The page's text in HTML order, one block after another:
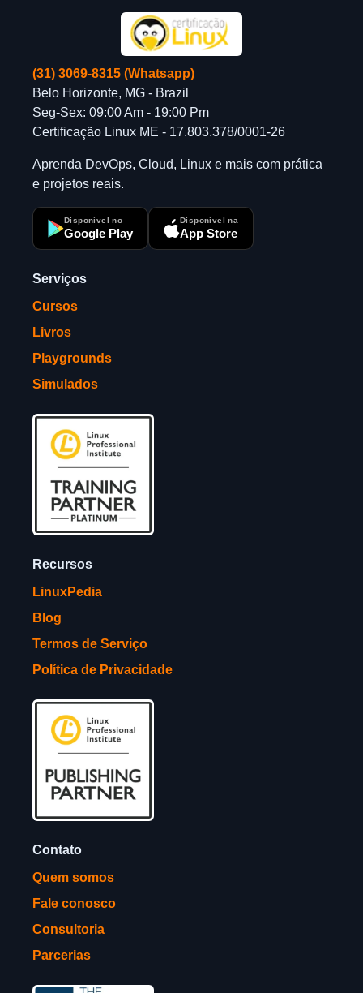
(31) 3069-8315 (Whatsapp)
Belo Horizonte, MG - Brazil
Seg-Sex: 09:00 Am - 19:00 Pm
Certificação Linux ME - 17.803.378/0001-26
Aprenda DevOps, Cloud, Linux e mais com prática
e projetos reais.
Disponível no
Google Play
Disponível na
App Store
Serviços
Cursos
Livros
Playgrounds
Simulados
Recursos
LinuxPedia
Blog
Termos de Serviço
Política de Privacidade
Contato
Quem somos
Fale conosco
Consultoria
Parcerias